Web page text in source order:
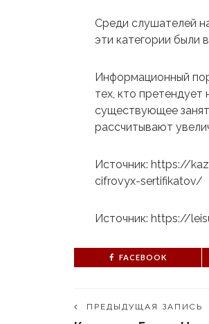
Среди слушателей
эти категории были
Информационный
тех, кто
существующее
рассчитывают
Источник: https://
cifrovyx-sertifikatov/
Источник: https://
FACEBOOK
ПРЕДЫДУЩАЯ ЗАПИСЬ